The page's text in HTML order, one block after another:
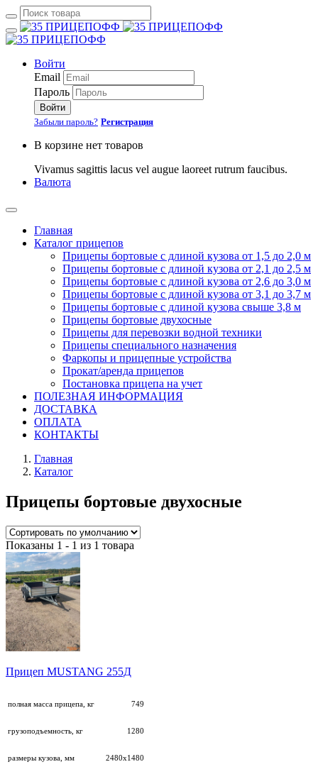
Войти
Email
Пароль
Войти
Забыли пароль? Регистрация
В корзине нет товаров
Vivamus sagittis lacus vel augue laoreet rutrum faucibus.
Валюта
Главная
Каталог прицепов
Прицепы бортовые с длиной кузова от 1,5 до 2,0 м
Прицепы бортовые с длиной кузова от 2,1 до 2,5 м
Прицепы бортовые с длиной кузова от 2,6 до 3,0 м
Прицепы бортовые с длиной кузова от 3,1 до 3,7 м
Прицепы бортовые с длиной кузова свыше 3,8 м
Прицепы бортовые двухосные
Прицепы для перевозки водной техники
Прицепы специального назначения
Фаркопы и прицепные устройства
Прокат/аренда прицепов
Постановка прицепа на учет
ПОЛЕЗНАЯ ИНФОРМАЦИЯ
ДОСТАВКА
ОПЛАТА
КОНТАКТЫ
Главная
Каталог
Прицепы бортовые двухосные
Показаны 1 - 1 из 1 товара
Прицеп MUSTANG 255Д
полная масса прицепа, кг 749
грузоподъемность, кг 1280
размеры кузова, мм 2480х1480